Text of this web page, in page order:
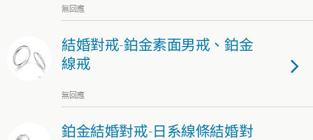
無回應
結婚對戒-鉑金素面男戒、鉑金
線戒
無回應
鉑金結婚對戒-日系線條結婚對